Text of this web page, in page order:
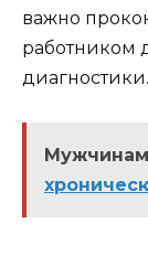
важно
работником
диагностики.